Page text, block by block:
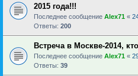
2015 года!!!
Последнее сообщение Alex71 «
Ответы: 200
Встреча в Москве-2014,
Последнее сообщение Alex71 «
Ответы: 39